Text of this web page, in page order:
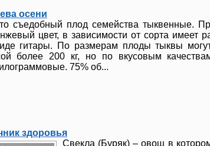
осени
съедобный плод семейства тыквенные.
цвет, в зависимости от сорта имеет
гитары. По размерам плоды тыквы
более 200 кг, но по вкусовым
75% об...
здоровья
Свекла (Буряк) – овощ в